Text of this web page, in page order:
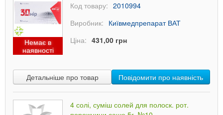
Немає в
наявності
Код товару: 2010994
Виробник: Київмедпрепарат ВАТ
Ціна: 431,00 грн
Детальніше про товар Повідомити про наявність
4 солі, суміш солей для полоск. рот.